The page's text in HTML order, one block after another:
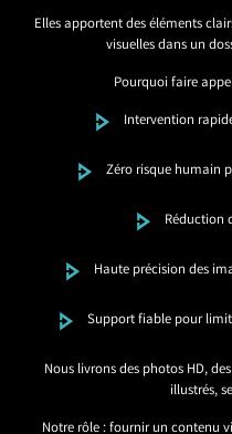
Elles apportent des éléments
visuelles dans un
Pourquoi faire
Intervention
Zéro risque humain
Réduction
Haute précision des
Support fiable pour
Nous livrons des photos HD,
illustrés,
Notre rôle : fournir un contenu